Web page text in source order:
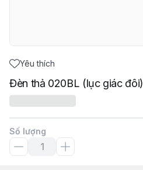
Yêu thích
Đèn thả 020BL (lục giác đôi)
Số lượng